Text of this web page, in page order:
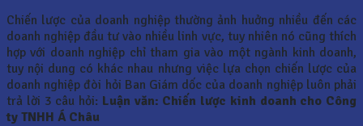
Chiến lược của doanh nghiệp thường ảnh huởng nhiều đến các
doanh nghiệp đầu tư vào nhiều linh vực, tuy nhiên nó cũng thích
hợp với doanh nghiệp chỉ tham gia vào một ngành kinh doanh,
tuy nội dung có khác nhau nhưng việc lựa chọn chiến lược của
doanh nghiệp đòi hỏi Ban Giám dốc của doanh nghiệp luôn phải
trả lời 3 câu hỏi: Luận văn: Chiến lược kinh doanh cho Công
ty TNHH Á Châu